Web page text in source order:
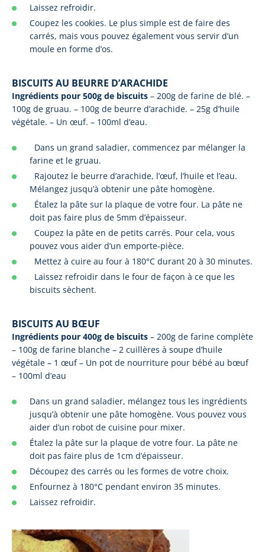
Laissez refroidir.
Coupez les cookies. Le plus simple est de faire des
carrés, mais vous pouvez également vous servir d’un
moule en forme d’os.
BISCUITS AU BEURRE D’ARACHIDE
Ingrédients pour 500g de biscuits – 200g de farine de blé. –
100g de gruau. – 100g de beurre d’arachide. – 25g d’huile
végétale. – Un œuf. – 100ml d’eau.
Dans un grand saladier, commencez par mélanger la
farine et le gruau.
Rajoutez le beurre d’arachide, l’œuf, l’huile et l’eau.
Mélangez jusqu’à obtenir une pâte homogène.
Étalez la pâte sur la plaque de votre four. La pâte ne
doit pas faire plus de 5mm d’épaisseur.
Coupez la pâte en de petits carrés. Pour cela, vous
pouvez vous aider d’un emporte-pièce.
Mettez à cuire au four à 180°C durant 20 à 30 minutes.
Laissez refroidir dans le four de façon à ce que les
biscuits sèchent.
BISCUITS AU BŒUF
Ingrédients pour 400g de biscuits – 200g de farine complète
– 100g de farine blanche – 2 cuillères à soupe d’huile
végétale – 1 œuf – Un pot de nourriture pour bébé au bœuf
– 100ml d’eau
Dans un grand saladier, mélangez tous les ingrédients
jusqu’à obtenir une pâte homogène. Vous pouvez vous
aider d’un robot de cuisine pour mixer.
Étalez la pâte sur la plaque de votre four. La pâte ne
doit pas faire plus de 1cm d’épaisseur.
Découpez des carrés ou les formes de votre choix.
Enfournez à 180°C pendant environ 35 minutes.
Laissez refroidir.